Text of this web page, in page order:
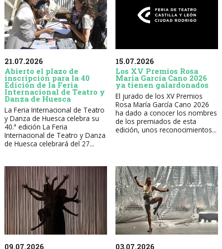
21.07.2026
Abierto el plazo de
inscripción para la 40
Edición de la Feria
Internacional de Teatro y
Danza de Huesca
La Feria Internacional de Teatro
y Danza de Huesca celebra su
40.ª edición La Feria
Internacional de Teatro y Danza
de Huesca celebrará del 27...
15.07.2026
Los XV Premios Rosa
María García Cano 2026
ya tienen galardonados
El jurado de los XV Premios
Rosa María García Cano 2026
ha dado a conocer los nombres
de los premiados de esta
edición, unos reconocimientos...
09.07.2026 03.07.2026